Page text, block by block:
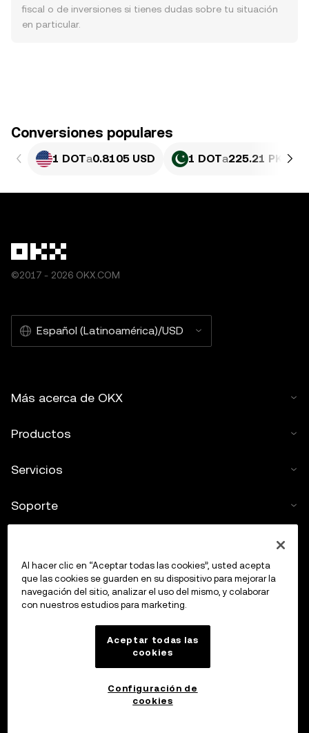
fiscal o de inversiones si tienes dudas sobre tu situación
en particular.
Conversiones populares
1 DOTa0.8105 USD 1 DOTa225.21 PKR
©2017 - 2026 OKX.COM
Español (Latinoamérica)/USD
Más acerca de OKX
Productos
Servicios
Soporte
Calculadora de criptomonedas
Al hacer clic en “Aceptar todas las cookies”, usted acepta
que las cookies se guarden en su dispositivo para mejorar la
navegación del sitio, analizar el uso del mismo, y colaborar
con nuestros estudios para marketing.
Aceptar todas las
cookies
Configuración de
cookies